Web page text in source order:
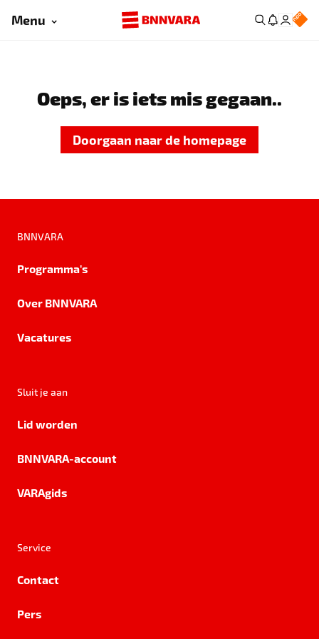
Menu
Oeps, er is iets mis gegaan..
Doorgaan naar de homepage
BNNVARA
Programma's
Over BNNVARA
Vacatures
Sluit je aan
Lid worden
BNNVARA-account
VARAgids
Service
Contact
Pers